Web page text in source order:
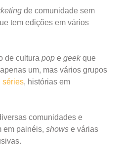
de comunidade sem
tem edições em vários
de cultura pop e geekque
um, mas vários grupos
séries, histórias em
comunidades e
em painéis, shows e várias